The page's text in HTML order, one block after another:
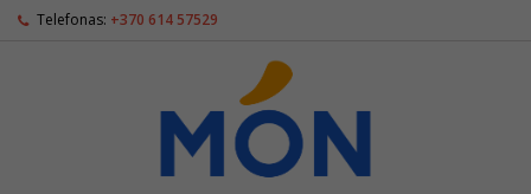
Telefonas: +370 614 57529